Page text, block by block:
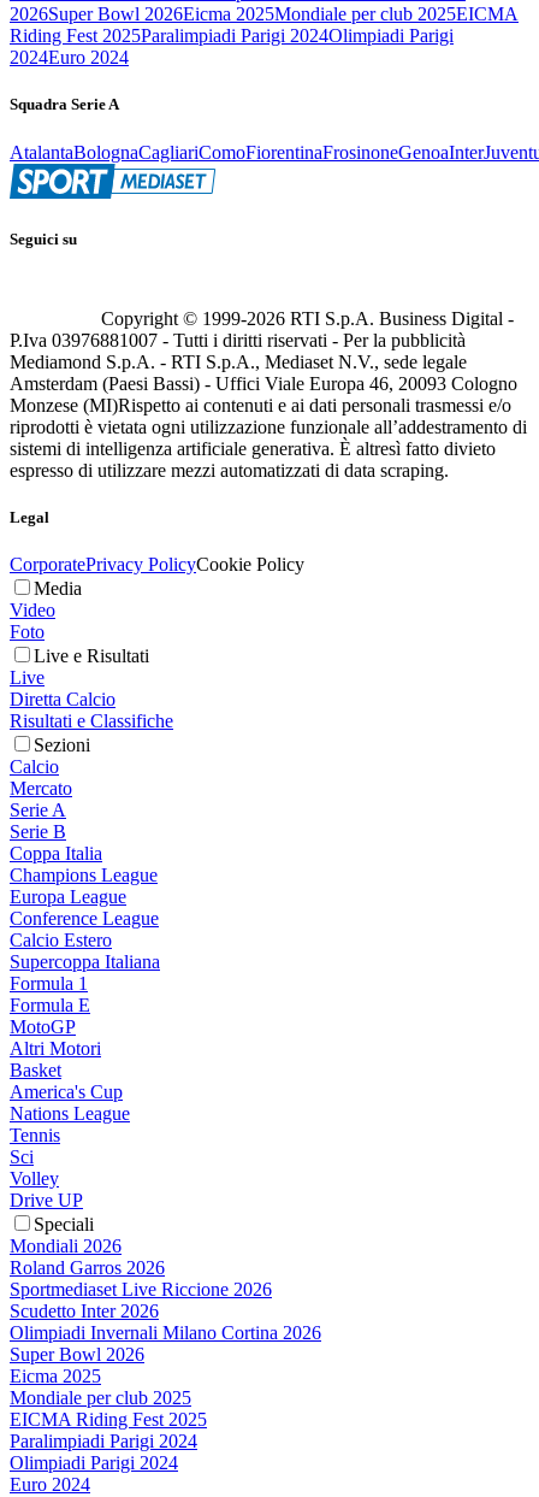
2026Super Bowl 2026Eicma 2025Mondiale per club 2025EICMA
Riding Fest 2025Paralimpiadi Parigi 2024Olimpiadi Parigi
2024Euro 2024
Squadra Serie A
AtalantaBolognaCagliariComoFiorentinaFrosinoneGenoaInter
Seguici su
Copyright © 1999-2026 RTI S.p.A. Business Digital -
P.Iva 03976881007 - Tutti i diritti riservati - Per la pubblicità
Mediamond S.p.A. - RTI S.p.A., Mediaset N.V., sede legale
Amsterdam (Paesi Bassi) - Uffici Viale Europa 46, 20093 Cologno
Monzese (MI)Rispetto ai contenuti e ai dati personali trasmessi e/o
riprodotti è vietata ogni utilizzazione funzionale all’addestramento di
sistemi di intelligenza artificiale generativa. È altresì fatto divieto
espresso di utilizzare mezzi automatizzati di data scraping.
Legal
CorporatePrivacy PolicyCookie Policy
Media
Video
Foto
Live e Risultati
Live
Diretta Calcio
Risultati e Classifiche
Sezioni
Calcio
Mercato
Serie A
Serie B
Coppa Italia
Champions League
Europa League
Conference League
Calcio Estero
Supercoppa Italiana
Formula 1
Formula E
MotoGP
Altri Motori
Basket
America's Cup
Nations League
Tennis
Sci
Volley
Drive UP
Speciali
Mondiali 2026
Roland Garros 2026
Sportmediaset Live Riccione 2026
Scudetto Inter 2026
Olimpiadi Invernali Milano Cortina 2026
Super Bowl 2026
Eicma 2025
Mondiale per club 2025
EICMA Riding Fest 2025
Paralimpiadi Parigi 2024
Olimpiadi Parigi 2024
Euro 2024